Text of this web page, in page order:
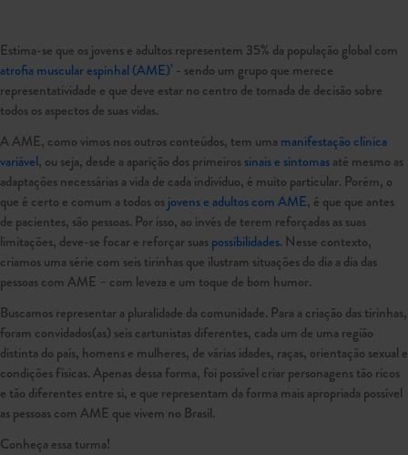
Estima-se que os jovens e adultos representem 35% da população global com
atrofia muscular espinhal (AME)¹ - sendo um grupo que merece
representatividade e que deve estar no centro de tomada de decisão sobre
todos os aspectos de suas vidas.
A AME, como vimos nos outros conteúdos, tem uma manifestação clínica
variável, ou seja, desde a aparição dos primeirossinais e sintomasaté mesmo as
adaptações necessárias a vida de cada indivíduo, é muito particular. Porém, o
que é certo e comum a todos osjovens e adultos com AME, é que que antes
de pacientes, são pessoas. Por isso, ao invés de terem reforçadas as suas
limitações, deve-se focar e reforçar suaspossibilidades. Nesse contexto,
criamos uma série com seis tirinhas que ilustram situações do dia a dia das
pessoas com AME – com leveza e um toque de bom humor.
Buscamos representar a pluralidade da comunidade. Para a criação das tirinhas,
foram convidados(as) seis cartunistas diferentes, cada um de uma região
distinta do país, homens e mulheres, de várias idades, raças, orientação sexual e
condições físicas. Apenas dessa forma, foi possível criar personagens tão ricos
e tão diferentes entre si, e que representam da forma mais apropriada possível
as pessoas com AME que vivem no Brasil.
Conheça essa turma!